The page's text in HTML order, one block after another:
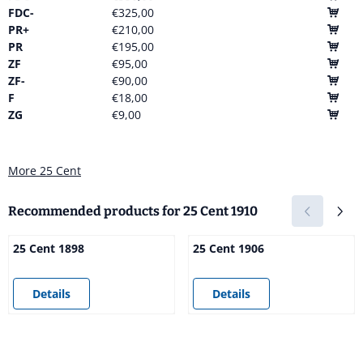
FDC-
€325,00
PR+
€210,00
PR
€195,00
ZF
€95,00
ZF-
€90,00
F
€18,00
ZG
€9,00
More 25 Cent
Recommended products for25 Cent 1910
25 Cent 1898
Price not visible
Details
25 Cent 1906
Price not visible
Details